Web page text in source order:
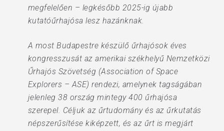
megfelelően – legkésőbb 2025-ig újabb
kutatóűrhajósa lesz hazánknak.
A most Budapestre készülő űrhajósok éves
kongresszusát az amerikai székhelyű Nemzetközi
Űrhajós Szövetség (Association of Space
Explorers – ASE) rendezi, amelynek tagságában
jelenleg 38 ország mintegy 400 űrhajósa
szerepel. Céljuk az űrtudomány és az űrkutatás
népszerűsítése kiképzett, és az űrt is megjárt